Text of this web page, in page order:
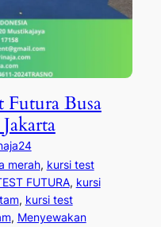
Futura Busa
merah, kursi test
FUTURA, kursi
, kursi test
, Menyewakan